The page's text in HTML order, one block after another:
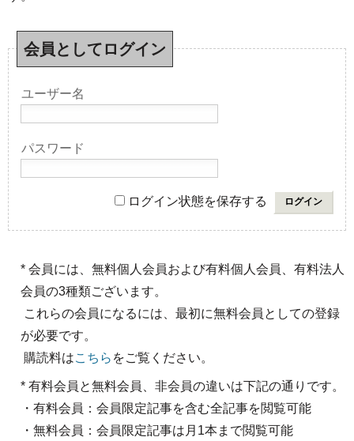
会員としてログイン
ユーザー名
パスワード
ログイン状態を保存する
* 会員には、無料個人会員および有料個人会員、有料法人
会員の3種類ございます。
これらの会員になるには、最初に無料会員としての登録
が必要です。
購読料はこちら をご覧ください。
* 有料会員と無料会員、非会員の違いは下記の通りです。
・有料会員：会員限定記事を含む全記事を閲覧可能
・無料会員：会員限定記事は月1本まで閲覧可能